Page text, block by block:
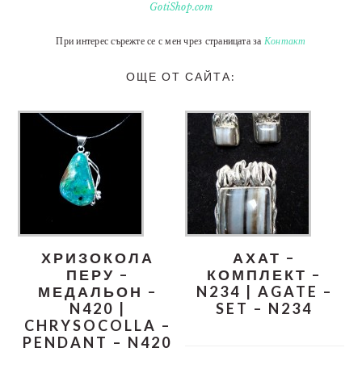
GotiShop.com
При интерес сърежте се с мен чрез страницата за Контакт
ОЩЕ ОТ САЙТА:
ХРИЗОКОЛА
ПЕРУ –
МЕДАЛЬОН –
N420 |
CHRYSOCOLLA –
PENDANT – N420
АХАТ –
КОМПЛЕКТ –
N234 | AGATE –
SET – N234